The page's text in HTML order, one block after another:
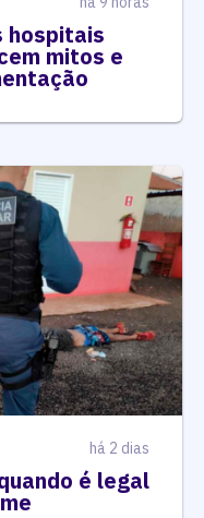
hospitais
mitos e
há 2 dias
é legal